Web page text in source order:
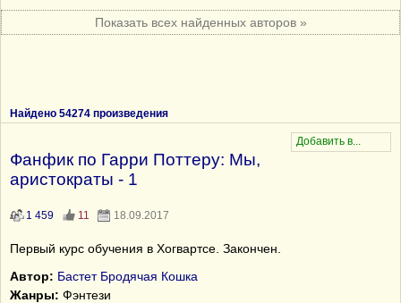
Показать всех найденных авторов »
Найдено 54274 произведения
Фанфик по Гарри Поттеру: Мы,
аристократы - 1
1 459 11 18.09.2017
Первый курс обучения в Хогвартсе. Закончен.
Автор: Бастет Бродячая Кошка
Жанры: Фэнтези